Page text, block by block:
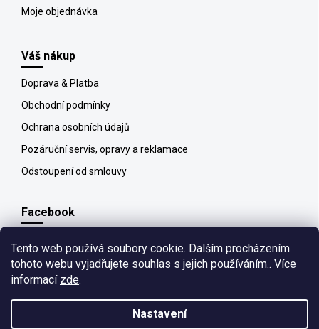
Tento web používá soubory cookie. Dalším procházením
tohoto webu vyjadřujete souhlas s jejich používáním.. Více
informací zde.
Nastavení
Moje objednávka
Váš nákup
Doprava & Platba
Obchodní podmínky
Ochrana osobních údajů
Pozáruční servis, opravy a reklamace
Odstoupení od smlouvy
Facebook
Copyright 2026All4pet. Všechna práva vyhrazena.Upravit nastavení
cookies